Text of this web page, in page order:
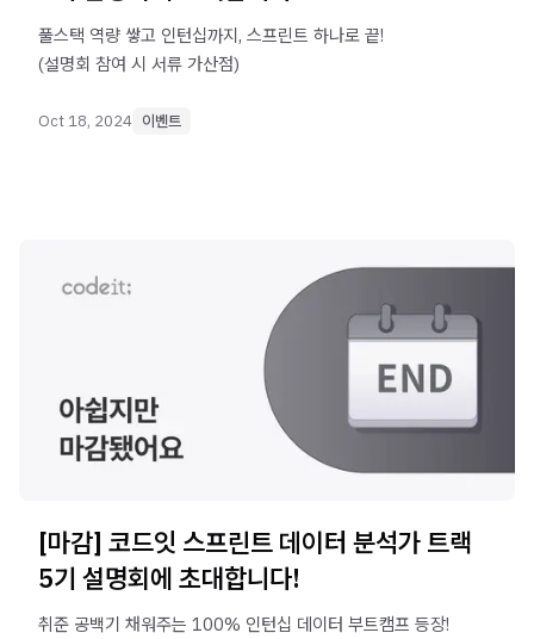
풀스택 역량 쌓고 인턴십까지, 스프린트 하나로 끝!
(설명회 참여 시 서류 가산점)
Oct 18, 2024 이벤트
[마감] 코드잇 스프린트 데이터 분석가 트랙
5기 설명회에 초대합니다!
취준 공백기 채워주는 100% 인턴십 데이터 부트캠프 등장!